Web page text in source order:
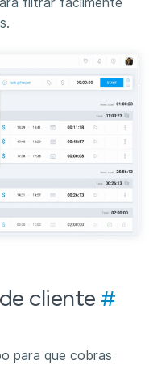
cliente #
para que cobras